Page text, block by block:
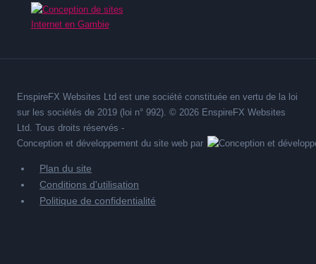
EnspireFX Websites Ltd est une société constituée en vertu de la loi
sur les sociétés de 2019 (loi n° 992). © 2026 EnspireFX Websites
Ltd. Tous droits réservés -
Conception et développement du site web par
Plan du site
Conditions d'utilisation
Politique de confidentialité